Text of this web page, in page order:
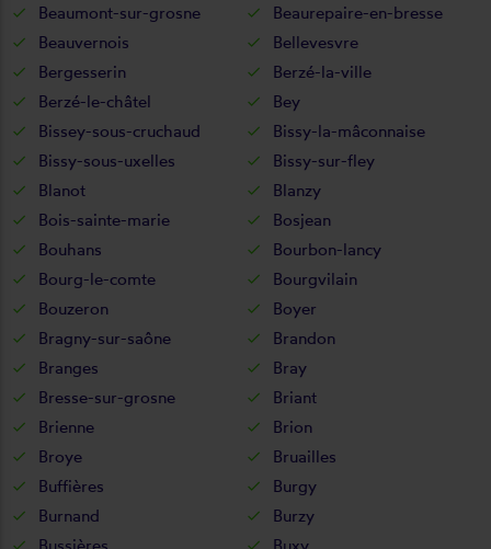
Beaumont-sur-grosne
Beaurepaire-en-bresse
Beauvernois
Bellevesvre
Bergesserin
Berzé-la-ville
Berzé-le-châtel
Bey
Bissey-sous-cruchaud
Bissy-la-mâconnaise
Bissy-sous-uxelles
Bissy-sur-fley
Blanot
Blanzy
Bois-sainte-marie
Bosjean
Bouhans
Bourbon-lancy
Bourg-le-comte
Bourgvilain
Bouzeron
Boyer
Bragny-sur-saône
Brandon
Branges
Bray
Bresse-sur-grosne
Briant
Brienne
Brion
Broye
Bruailles
Buffières
Burgy
Burnand
Burzy